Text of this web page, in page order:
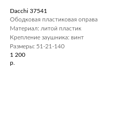
Dacchi 37541
Ободковая пластиковая оправа
Материал: литой пластик
Крепление заушника: винт
Размеры: 51-21-140
1 200
р.